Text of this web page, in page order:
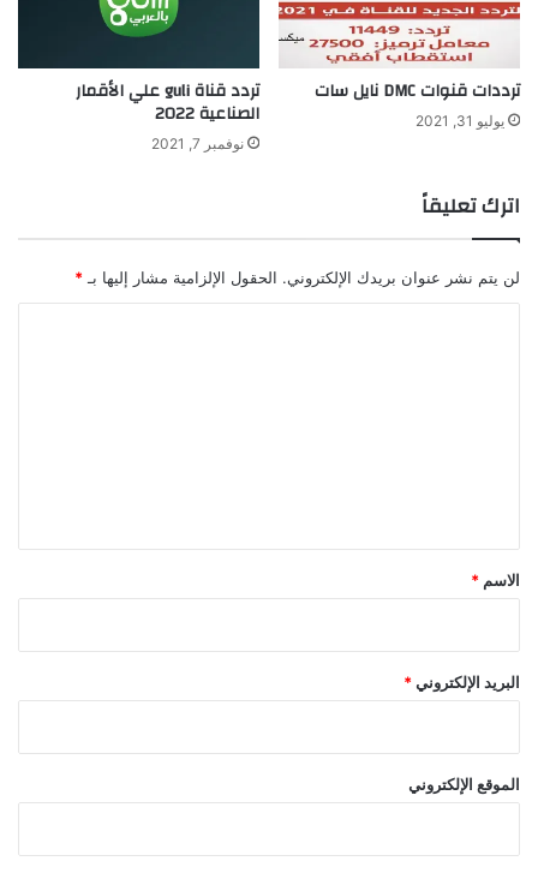
ترددات قنوات DMC نايل سات
يوليو 31, 2021
تردد قناة guli علي الأقمار
الصناعية 2022
نوفمبر 7, 2021
اترك تعليقاً
لن يتم نشر عنوان بريدك الإلكتروني. الحقول الإلزامية مشار إليها بـ *
*
الاسم *
البريد الإلكتروني *
الموقع الإلكتروني